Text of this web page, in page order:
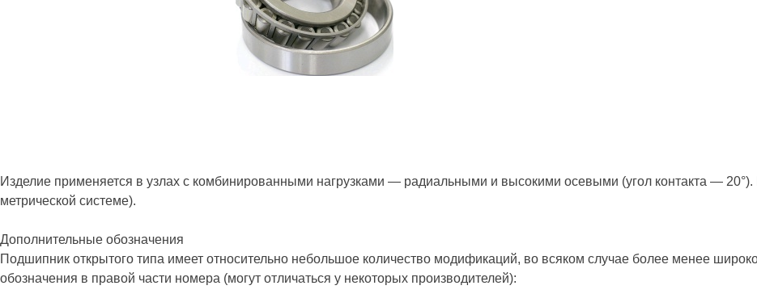
Изделие применяется в узлах с комбинированными нагрузками — радиальными и высокими осевыми (угол контакта — 20°).
метрической системе).
Дополнительные обозначения
Подшипник открытого типа имеет относительно небольшое количество модификаций, во всяком случае более менее
обозначения в правой части номера (могут отличаться у некоторых производителей):